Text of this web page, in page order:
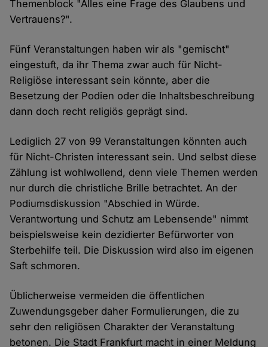
Themenblock "Alles eine Frage des Glaubens und
Vertrauens?".
Fünf Veranstaltungen haben wir als "gemischt"
eingestuft, da ihr Thema zwar auch für Nicht-
Religiöse interessant sein könnte, aber die
Besetzung der Podien oder die Inhaltsbeschreibung
dann doch recht religiös geprägt sind.
Lediglich 27 von 99 Veranstaltungen könnten auch
für Nicht-Christen interessant sein. Und selbst diese
Zählung ist wohlwollend, denn viele Themen werden
nur durch die christliche Brille betrachtet. An der
Podiumsdiskussion "Abschied in Würde.
Verantwortung und Schutz am Lebensende" nimmt
beispielsweise kein dezidierter Befürworter von
Sterbehilfe teil. Die Diskussion wird also im eigenen
Saft schmoren.
Üblicherweise vermeiden die öffentlichen
Zuwendungsgeber daher Formulierungen, die zu
sehr den religiösen Charakter der Veranstaltung
betonen. Die Stadt Frankfurt macht in einer Meldung